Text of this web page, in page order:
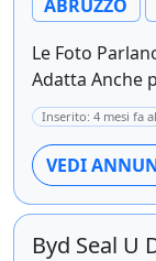
ABRUZZO
Le Foto
Adatta Anche
Inserito: 4 mesi fa
VEDI
Byd Seal U